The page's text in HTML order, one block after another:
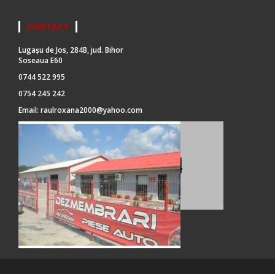
CONTACT
Lugașu de Jos, 284B, jud. Bihor
Soseaua E60
0744 522 995
0754 245 242
Email: raulroxana2000@yahoo.com